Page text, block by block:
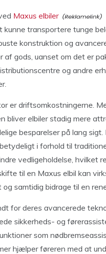
Maxus elbiler
kunne transportere tunge
konstruktion og
gods, uanset om det er
og andre
er driftsomkostningerne.
bliver elbiler stadig mere
besparelser på lang
i forhold til
vedligeholdelse, hvilket
til en Maxus elbil kan
samtidig bidrage til en
for deres avancerede
sikkerheds- og
som
hjælper føreren med at